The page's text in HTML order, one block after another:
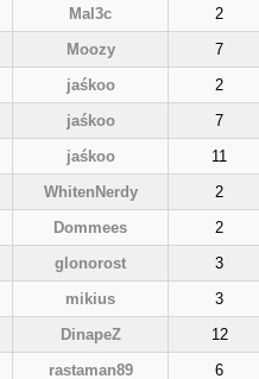
Mal3c 2
Moozy 7
jaśkoo 2
jaśkoo 7
jaśkoo 11
WhitenNerdy 2
Dommees 2
glonorost 3
mikius 3
DinapeZ 12
rastaman89 6